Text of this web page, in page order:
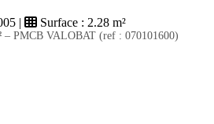
| Surface : 2.28 m²
– PMCB VALOBAT (ref : 070101600)